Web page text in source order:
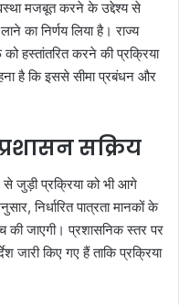
मजबूत करने के उद्देश्य से
का निर्णय लिया है। राज्य
को हस्तांतरित करने की प्रक्रिया
है कि इससे सीमा प्रबंधन और
सक्रिय
से जुड़ी प्रक्रिया को भी आगे
निर्धारित पात्रता मानकों के
जाएगी। प्रशासनिक स्तर पर
जारी किए गए हैं ताकि प्रक्रिया